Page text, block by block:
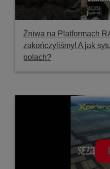
Żniwa na Platformach
zakończyliśmy! A jak
polach?